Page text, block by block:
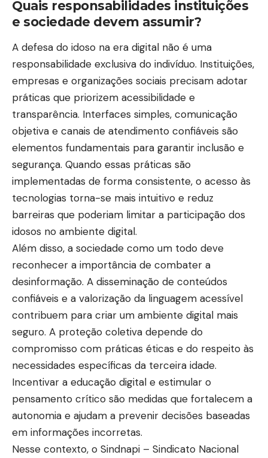
Quais responsabilidades instituições
e sociedade devem assumir?
A defesa do idoso na era digital não é uma
responsabilidade exclusiva do indivíduo. Instituições,
empresas e organizações sociais precisam adotar
práticas que priorizem acessibilidade e
transparência. Interfaces simples, comunicação
objetiva e canais de atendimento confiáveis são
elementos fundamentais para garantir inclusão e
segurança. Quando essas práticas são
implementadas de forma consistente, o acesso às
tecnologias torna-se mais intuitivo e reduz
barreiras que poderiam limitar a participação dos
idosos no ambiente digital.
Além disso, a sociedade como um todo deve
reconhecer a importância de combater a
desinformação. A disseminação de conteúdos
confiáveis e a valorização da linguagem acessível
contribuem para criar um ambiente digital mais
seguro. A proteção coletiva depende do
compromisso com práticas éticas e do respeito às
necessidades específicas da terceira idade.
Incentivar a educação digital e estimular o
pensamento crítico são medidas que fortalecem a
autonomia e ajudam a prevenir decisões baseadas
em informações incorretas.
Nesse contexto, o Sindnapi – Sindicato Nacional